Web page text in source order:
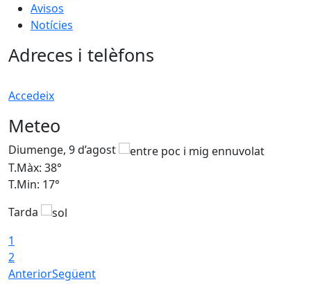
Avisos
Notícies
Adreces i telèfons
Accedeix
Meteo
Diumenge, 9 d’agost
T.Màx: 38°
T.Min: 17°
Tarda
1
2
AnteriorSegüent